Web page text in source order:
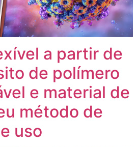
a partir de
de polímero
e material de
método de
uso